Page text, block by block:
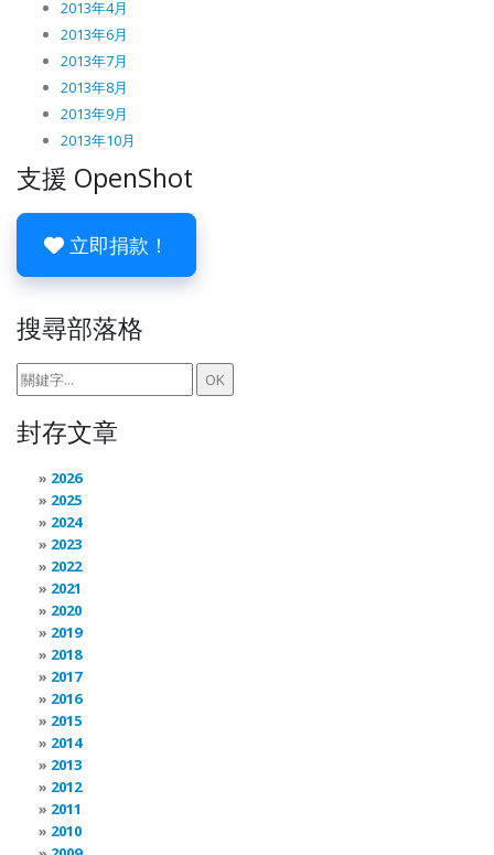
2013年4月
2013年6月
2013年7月
2013年8月
2013年9月
2013年10月
支援 OpenShot
立即捐款！
搜尋部落格
封存文章
2026
2025
2024
2023
2022
2021
2020
2019
2018
2017
2016
2015
2014
2013
2012
2011
2010